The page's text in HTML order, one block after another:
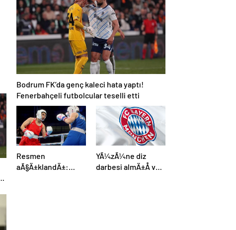
Bodrum FK’da genç kaleci hata yaptı!
Fenerbahçeli futbolcular teselli etti
Resmen
aÃ§Ä±klandÄ±:
YÃ¼zÃ¼ne diz
darbesi almÄ±Å ve